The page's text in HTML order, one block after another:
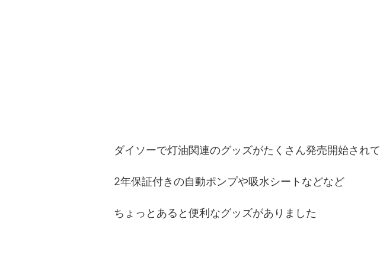
ダイソーで灯油関連のグッズがたくさん発売開始され
2年保証付きの自動ポンプや吸水シートなどなど
ちょっとあると便利なグッズがありました